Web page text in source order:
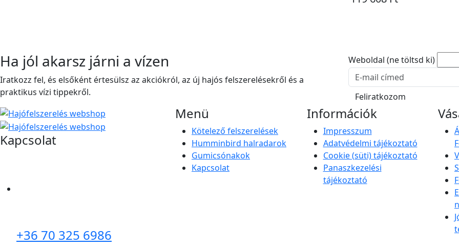
Ha jól akarsz járni a vízen
Iratkozz fel, és elsőként értesülsz az akciókról, az új hajós felszerelésekről és a
praktikus vízi tippekről.
Weboldal (ne töltsd ki)
E-mail cím
Feliratkozom
Kapcsolat
+36 70 325 6986
Menü
Kötelező felszerelések
Humminbird halradarok
Gumicsónakok
Kapcsolat
Információk
Impresszum
Adatvédelmi tájékoztató
Cookie (süti) tájékoztató
Panaszkezelési
tájékoztató